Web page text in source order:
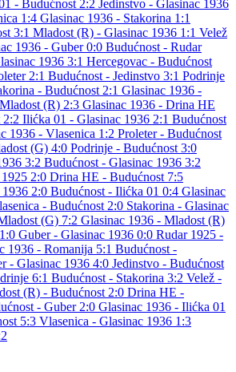
- Budućnost 2:2 Jedinstvo - Glasinac 1936
1:4 Glasinac 1936 - Stakorina 1:1
3:1 Mladost (R) - Glasinac 1936 1:1 Velež
1936 - Guber 0:0 Budućnost - Rudar
1936 3:1 Hercegovac - Budućnost
2:1 Budućnost - Jedinstvo 3:1 Podrinje
- Budućnost 2:1 Glasinac 1936 -
(R) 2:3 Glasinac 1936 - Drina HE
2:2 Ilićka 01 - Glasinac 1936 2:1 Budućnost
1936 - Vlasenica 1:2 Proleter - Budućnost
(G) 4:0 Podrinje - Budućnost 3:0
3:2 Budućnost - Glasinac 1936 3:2
2:0 Drina HE - Budućnost 7:5
2:0 Budućnost - Ilićka 01 0:4 Glasinac
- Budućnost 2:0 Stakorina - Glasinac
(G) 7:2 Glasinac 1936 - Mladost (R)
Guber - Glasinac 1936 0:0 Rudar 1925 -
1936 - Romanija 5:1 Budućnost -
- Glasinac 1936 4:0 Jedinstvo - Budućnost
6:1 Budućnost - Stakorina 3:2 Velež -
(R) - Budućnost 2:0 Drina HE -
- Guber 2:0 Glasinac 1936 - Ilićka 01
5:3 Vlasenica - Glasinac 1936 1:3